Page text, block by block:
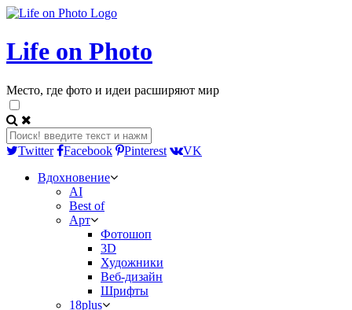
Life on Photo
Место, где фото и идеи расширяют мир
Twitter Facebook Pinterest
VK
Вдохновение
AI
Best of
Арт
Фотошоп
3D
Художники
Веб-дизайн
Шрифты
18plus